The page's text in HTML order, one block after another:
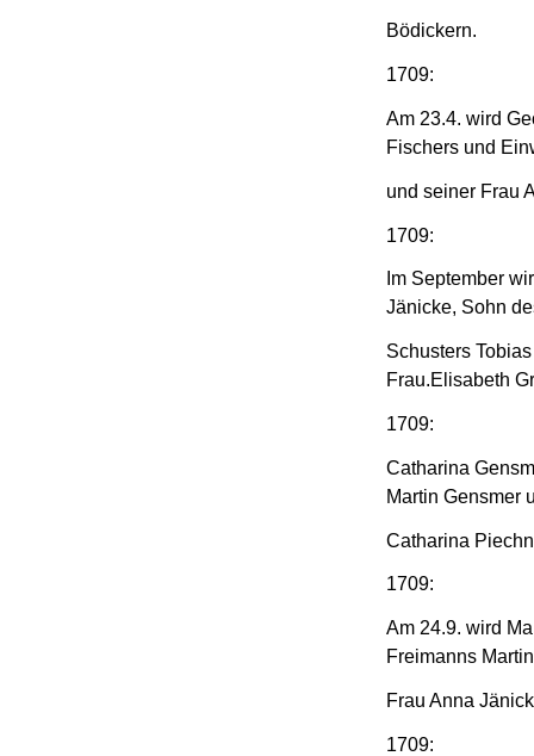
Bödickern.
1709:
Am 23.4. wird
Fischers und
und seiner Frau
1709:
Im September
Jänicke, Sohn
Schusters
Frau.Elisabeth
1709:
Catharina
Martin Gensmer
Catharina
1709:
Am 24.9. wird
Freimanns
Frau Anna
1709: